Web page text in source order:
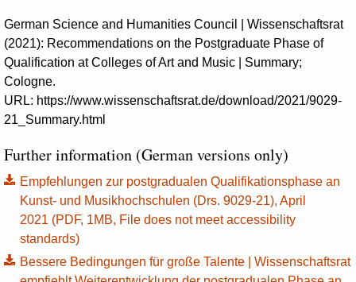
German Science and Humanities Council | Wissenschaftsrat
(2021): Recommendations on the Postgraduate Phase of
Qualification at Colleges of Art and Music | Summary;
Cologne.
URL: https://www.wissenschaftsrat.de/download/2021/9029-
21_Summary.html
Further information (German versions only)
Empfehlungen zur postgradualen Qualifikationsphase an
Kunst- und Musikhochschulen (Drs. 9029-21), April
2021 (PDF, 1MB, File does not meet accessibility
standards)
Bessere Bedingungen für große Talente | Wissenschaftsrat